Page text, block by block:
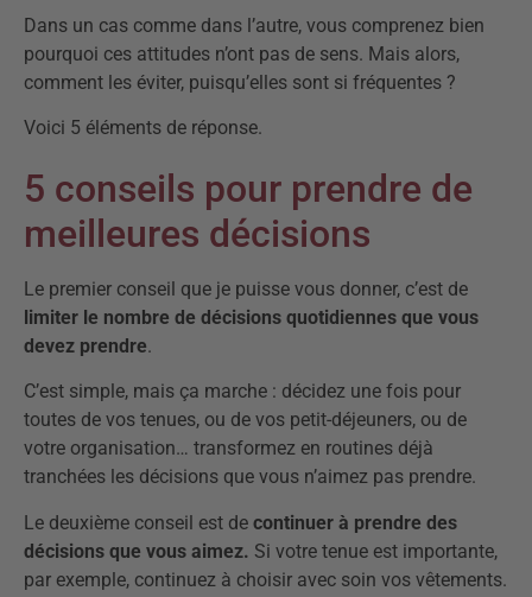
Dans un cas comme dans l’autre, vous comprenez bien
pourquoi ces attitudes n’ont pas de sens. Mais alors,
comment les éviter, puisqu’elles sont si fréquentes ?
Voici 5 éléments de réponse.
5 conseils pour prendre de
meilleures décisions
Le premier conseil que je puisse vous donner, c’est de
limiter le nombre de décisions quotidiennes que vous
devez prendre.
C’est simple, mais ça marche : décidez une fois pour
toutes de vos tenues, ou de vos petit-déjeuners, ou de
votre organisation… transformez en routines déjà
tranchées les décisions que vous n’aimez pas prendre.
Le deuxième conseil est de continuer à prendre des
décisions que vous aimez. Si votre tenue est importante,
par exemple, continuez à choisir avec soin vos vêtements.